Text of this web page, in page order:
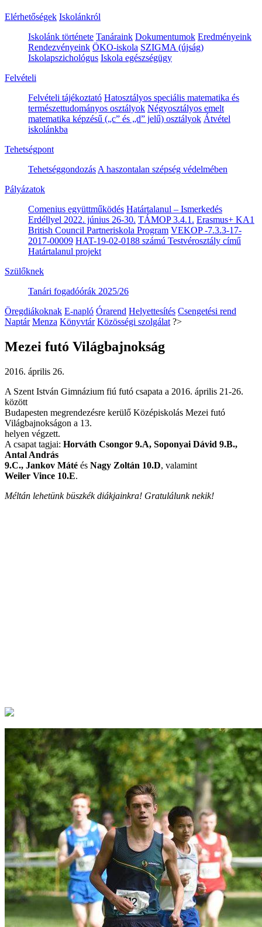
Elérhetőségek Iskolánkról
Iskolánk története Tanáraink Dokumentumok Eredményeink
Rendezvényeink ÖKO-iskola SZIGMA (újság)
Iskolapszichológus Iskola egészségügy
Felvételi
Felvételi tájékoztató Hatosztályos speciális matematika és
természettudományos osztályok Négyosztályos emelt
matematika képzésű („c” és „d” jelű) osztályok Átvétel
iskolánkba
Tehetségpont
Tehetséggondozás A haszontalan szépség védelmében
Pályázatok
Comenius együttműködés Határtalanul – Ismerkedés
Erdéllyel 2022. június 26-30. TÁMOP 3.4.1. Erasmus+ KA1
British Council Partneriskola Program VEKOP -7.3.3-17-
2017-00009 HAT-19-02-0188 számú Testvérosztály című
Határtalanul projekt
Szülőknek
Tanári fogadóórák 2025/26
Öregdiákoknak E-napló Órarend Helyettesítés Csengetési rend
Naptár Menza Könyvtár Közösségi szolgálat ?>
Mezei futó Világbajnokság
2016. április 26.
A Szent István Gimnázium fiú futó csapata a 2016. április 21-26.
között
Budapesten megrendezésre kerülő Középiskolás Mezei futó
Világbajnokságon a 13.
helyen végzett.
A csapat tagjai: Horváth Csongor 9.A, Soponyai Dávid 9.B.,
Antal András
9.C., Jankov Máté és Nagy Zoltán 10.D, valamint
Weiler Vince 10.E.
Méltán lehetünk büszkék diákjainkra! Gratulálunk nekik!